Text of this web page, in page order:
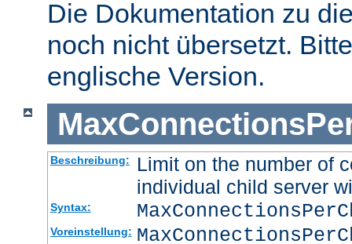
Die Dokumentation zu
noch nicht übersetzt.
englische Version.
Beschreibung:
Limit on the number of
individual child server
Syntax:
Voreinstellung: